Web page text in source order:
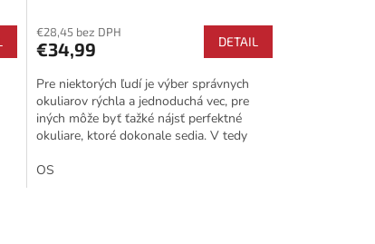
€28,45 bez DPH
€34,99 DETAIL
Pre niektorých ľudí je výber správnych
okuliarov rýchla a jednoduchá vec, pre
iných môže byť ťažké nájsť perfektné
okuliare, ktoré dokonale sedia. V tedy
OS